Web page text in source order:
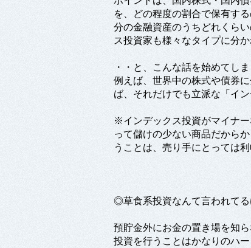
を、どの程度の割合で保有す
分の金融資産のうちどれくら
ス投資家も様々なタイプに分
・・と、こんな話を始めてし
例えば、世界中の株式や債券
ば、それだけでも立派な「イ
※インデックス投資がマイナ
って儲けの少ない商品だから
うことは、売り手にとっては
◎草食系投資なんて言われてる
預貯金外にお金の置き場を知
投資を行うことはかなりのハ